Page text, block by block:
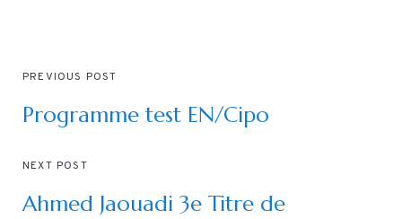
PREVIOUS POST
Programme test EN/Cipo
NEXT POST
Ahmed Jaouadi 3e Titre de